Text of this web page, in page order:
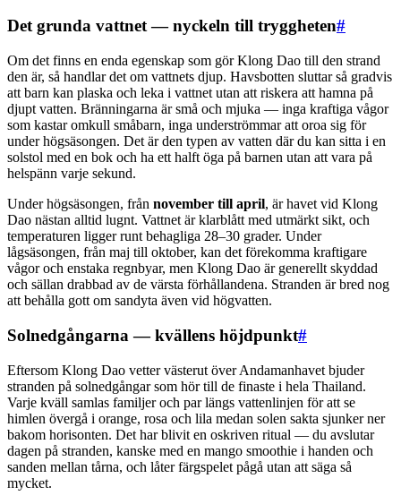
Det grunda vattnet — nyckeln till tryggheten#
Om det finns en enda egenskap som gör Klong Dao till den strand
den är, så handlar det om vattnets djup. Havsbotten sluttar så gradvis
att barn kan plaska och leka i vattnet utan att riskera att hamna på
djupt vatten. Bränningarna är små och mjuka — inga kraftiga vågor
som kastar omkull småbarn, inga underströmmar att oroa sig för
under högsäsongen. Det är den typen av vatten där du kan sitta i en
solstol med en bok och ha ett halft öga på barnen utan att vara på
helspänn varje sekund.
Under högsäsongen, från november till april, är havet vid Klong
Dao nästan alltid lugnt. Vattnet är klarblått med utmärkt sikt, och
temperaturen ligger runt behagliga 28–30 grader. Under
lågsäsongen, från maj till oktober, kan det förekomma kraftigare
vågor och enstaka regnbyar, men Klong Dao är generellt skyddad
och sällan drabbad av de värsta förhållandena. Stranden är bred nog
att behålla gott om sandyta även vid högvatten.
Solnedgångarna — kvällens höjdpunkt#
Eftersom Klong Dao vetter västerut över Andamanhavet bjuder
stranden på solnedgångar som hör till de finaste i hela Thailand.
Varje kväll samlas familjer och par längs vattenlinjen för att se
himlen övergå i orange, rosa och lila medan solen sakta sjunker ner
bakom horisonten. Det har blivit en oskriven ritual — du avslutar
dagen på stranden, kanske med en mango smoothie i handen och
sanden mellan tårna, och låter färgspelet pågå utan att säga så
mycket.